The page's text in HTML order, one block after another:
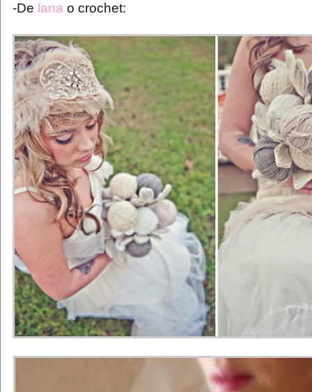
-De lana o crochet: